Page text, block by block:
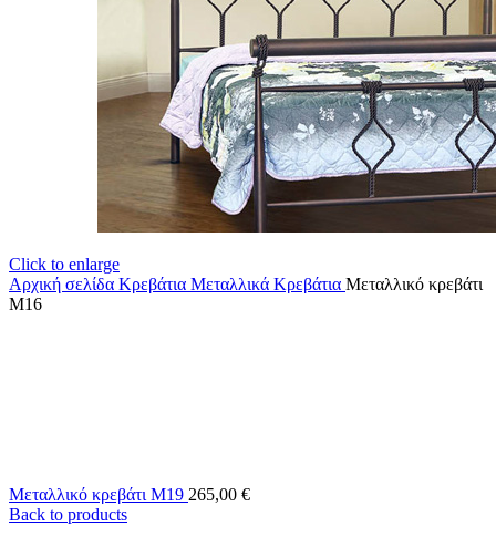
Click to enlarge
Αρχική σελίδα Κρεβάτια Μεταλλικά Κρεβάτια Μεταλλικό κρεβάτι
Μ16
Μεταλλικό κρεβάτι Μ19 265,00 €
Back to products